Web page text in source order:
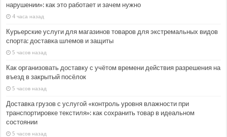
нарушении»: как это работает и зачем нужно
4 часа назад
Курьерские услуги для магазинов товаров для экстремальных видов
спорта: доставка шлемов и защиты
5 часов назад
Как организовать доставку с учётом времени действия разрешения на
въезд в закрытый посёлок
5 часов назад
Доставка грузов с услугой «контроль уровня влажности при
транспортировке текстиля»: как сохранить товар в идеальном
состоянии
5 часов назад